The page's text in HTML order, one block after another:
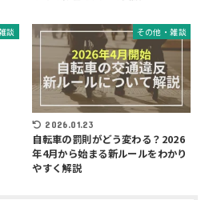
談 その他・雑談
2026.01.23
自転車の罰則がどう変わる？2026
年4月から始まる新ルールをわかり
やすく解説